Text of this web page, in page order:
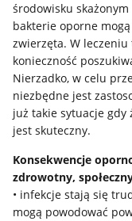
środowisku
bakterie oporne
zwierzęta. W
konieczność
Nierzadko, w celu
niezbędne jest
już takie sytuacje
jest skuteczny.
Konsekwencje
zdrowotny,
• infekcje stają się
mogą powodować